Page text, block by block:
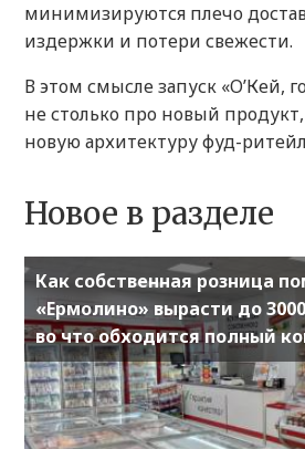
минимизируются плечо
издержки и потери свежести.
В этом смысле запуск «О’Кей,
не столько про новый
новую архитектуру фуд-
Новое в разделе
Как собственная розница
«Ермолино» вырасти до
во что обходится полный